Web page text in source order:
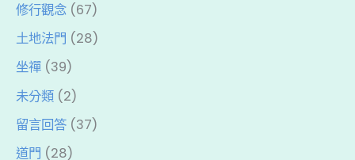
修行觀念 (67)
土地法門 (28)
坐禪 (39)
未分類 (2)
留言回答 (37)
道門 (28)